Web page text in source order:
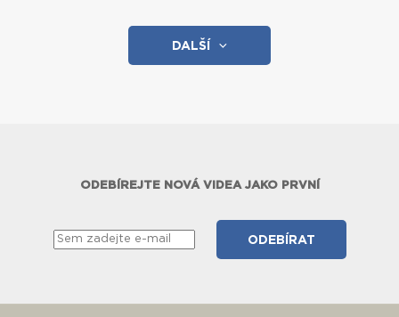
DALŠÍ
ODEBÍREJTE NOVÁ VIDEA JAKO PRVNÍ